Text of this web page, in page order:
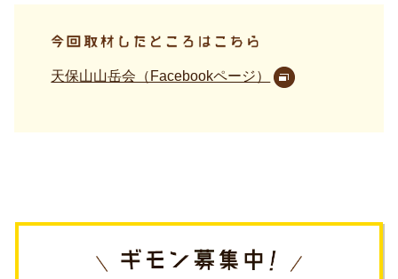
天保山山岳会（Facebookページ）